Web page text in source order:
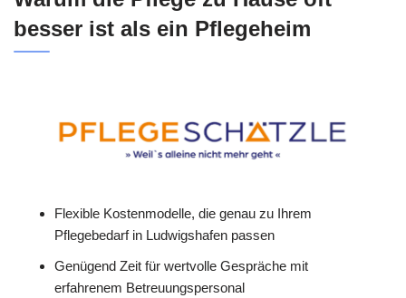
besser ist als ein Pflegeheim
Flexible Kostenmodelle, die genau zu Ihrem
Pflegebedarf in Ludwigshafen passen
Genügend Zeit für wertvolle Gespräche mit
erfahrenem Betreuungspersonal